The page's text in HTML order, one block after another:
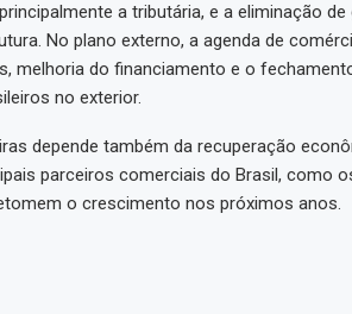
a tributária, e a eliminação de
No plano externo, a agenda de
melhoria do financiamento e o
no exterior.
depende também da recuperação
parceiros comerciais do Brasil, como
o crescimento nos próximos anos.